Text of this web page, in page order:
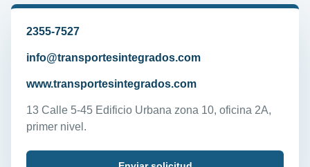
2355-7527
info@transportesintegrados.com
www.transportesintegrados.com
13 Calle 5-45 Edificio Urbana zona 10, oficina 2A,
primer nivel.